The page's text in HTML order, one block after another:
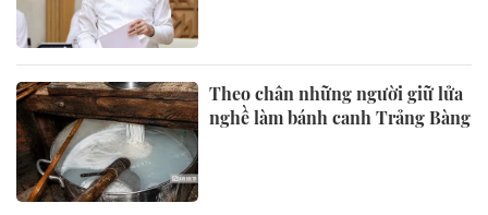
Theo chân những người giữ lửa
nghề làm bánh canh Trảng Bàng